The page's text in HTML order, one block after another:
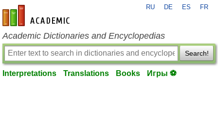
en-academic.com
RU DE ES FR
Academic Dictionaries and Encyclopedias
Search!
Interpretations Translations Books Игры ⚽